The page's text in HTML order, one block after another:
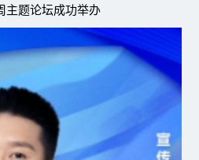
主题论坛成功举办